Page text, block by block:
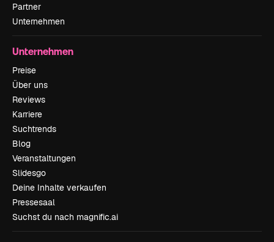
Partner
Unternehmen
Unternehmen
Preise
Über uns
Reviews
Karriere
Suchtrends
Blog
Veranstaltungen
Slidesgo
Deine Inhalte verkaufen
Pressesaal
Suchst du nach magnific.ai